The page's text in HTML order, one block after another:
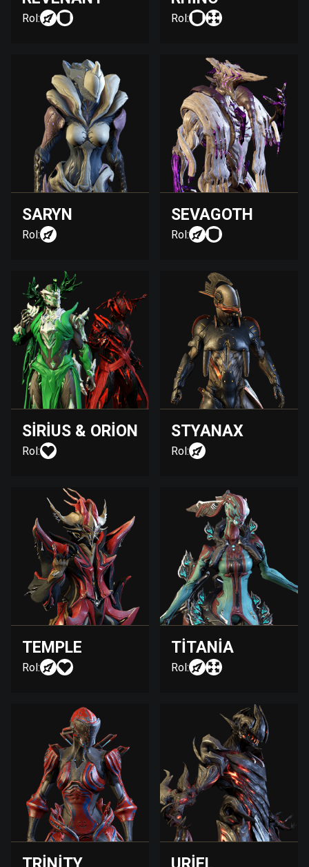
Rol: Rol:
SARYN
Rol:
SEVAGOTH
Rol:
SIRIUS & ORION
Rol:
STYANAX
Rol:
TEMPLE
Rol:
TITANIA
Rol: